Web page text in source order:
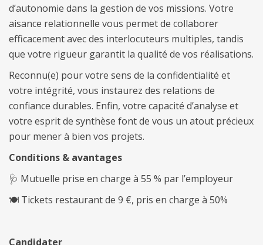
d’autonomie dans la gestion de vos missions. Votre
aisance relationnelle vous permet de collaborer
efficacement avec des interlocuteurs multiples, tandis
que votre rigueur garantit la qualité de vos réalisations.
Reconnu(e) pour votre sens de la confidentialité et
votre intégrité, vous instaurez des relations de
confiance durables. Enfin, votre capacité d’analyse et
votre esprit de synthèse font de vous un atout précieux
pour mener à bien vos projets.
Conditions & avantages
🩺 Mutuelle prise en charge à 55 % par l’employeur
🍽️ Tickets restaurant de 9 €, pris en charge à 50%
Candidater